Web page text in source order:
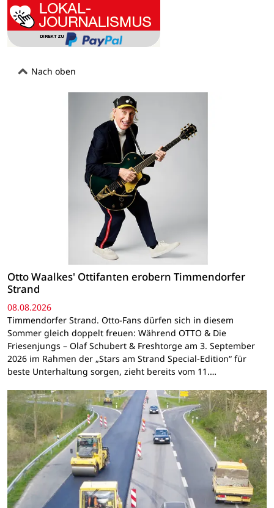
Nach oben
Otto Waalkes' Ottifanten erobern Timmendorfer
Strand
08.08.2026
Timmendorfer Strand. Otto-Fans dürfen sich in diesem
Sommer gleich doppelt freuen: Während OTTO & Die
Friesenjungs – Olaf Schubert & Freshtorge am 3. September
2026 im Rahmen der „Stars am Strand Special-Edition“ für
beste Unterhaltung sorgen, zieht bereits vom 11.…